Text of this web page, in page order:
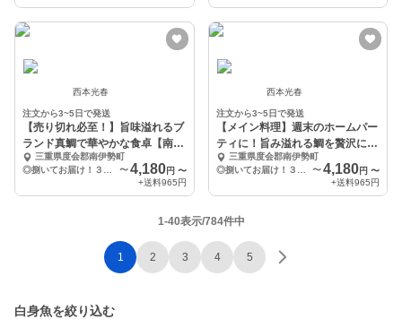
西本光春
注文から3~5日で発送
【売り切れ必至！】旨味溢れるブ
ランド真鯛で華やかな食卓【南伊
勢ブランド真鯛】
三重県度会郡南伊勢町
〜 4,180円 〜
+送料965円
西本光春
注文から3~5日で発送
【メイン料理】週末のホームパー
ティに！旨み溢れる鯛を贅沢に味
わう【ブランド真鯛】
三重県度会郡南伊勢町
〜4,180円 〜
+送料965円
1-40表示/784件中
1 2 3 4 5
白身魚を絞り込む